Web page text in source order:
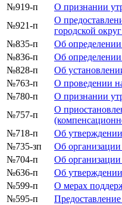
№919-п
О признании
№921-п
О
городской
№835-п
Об определении
№836-п
Об определении
№828-п
Об
№763-п
О проведении
№780-п
О признании
№757-п
О
№718-п
Об
№735-зп
Об
№704-п
Об организации
№636-п
Об
№599-п
О мерах
№595-п